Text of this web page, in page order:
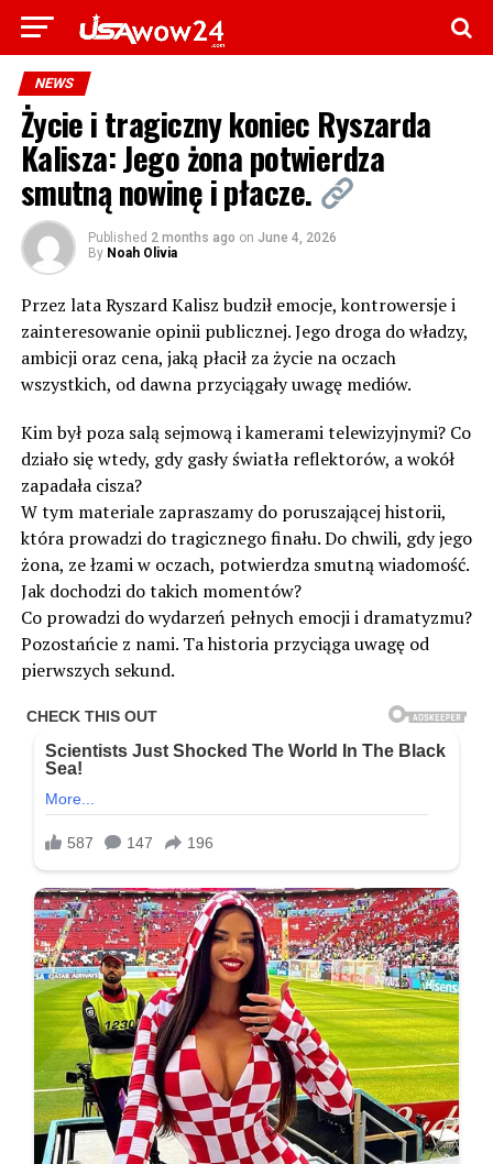
NEWS
Życie i tragiczny koniec Ryszarda
Kalisza: Jego żona potwierdza
smutną nowinę i płacze.
Published 2 months ago on June 4, 2026
By Noah Olivia
Przez lata Ryszard Kalisz budził emocje, kontrowersje i
zainteresowanie opinii publicznej. Jego droga do władzy,
ambicji oraz cena, jaką płacił za życie na oczach
wszystkich, od dawna przyciągały uwagę mediów.
Kim był poza salą sejmową i kamerami telewizyjnymi? Co
działo się wtedy, gdy gasły światła reflektorów, a wokół
zapadała cisza?
W tym materiale zapraszamy do poruszającej historii,
która prowadzi do tragicznego finału. Do chwili, gdy jego
żona, ze łzami w oczach, potwierdza smutną wiadomość.
Jak dochodzi do takich momentów?
Co prowadzi do wydarzeń pełnych emocji i dramatyzmu?
Pozostańcie z nami. Ta historia przyciąga uwagę od
pierwszych sekund.